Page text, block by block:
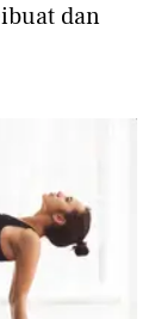
dan